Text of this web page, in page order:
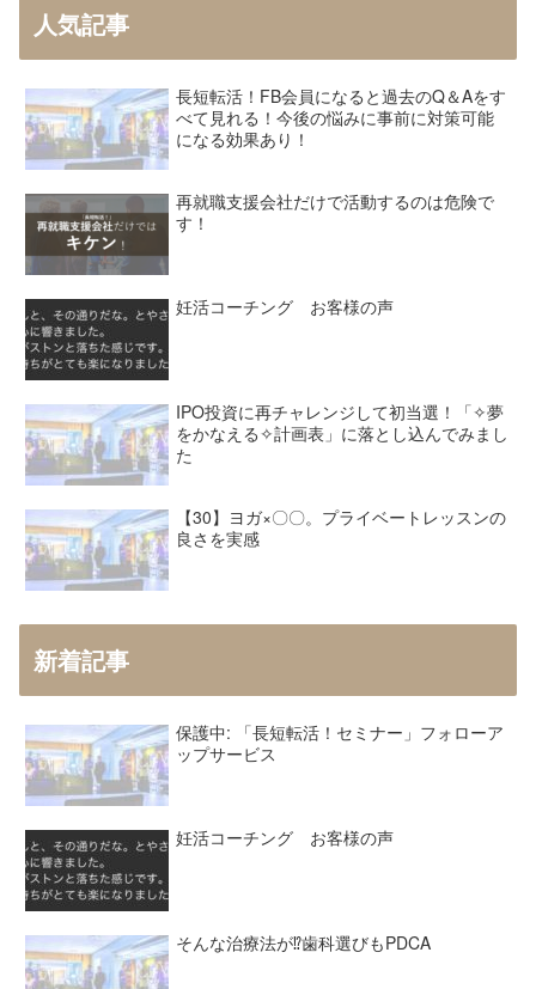
人気記事
長短転活！FB会員になると過去のQ＆Aをす
べて見れる！今後の悩みに事前に対策可能
になる効果あり！
再就職支援会社だけで活動するのは危険で
す！
妊活コーチング お客様の声
IPO投資に再チャレンジして初当選！「✧夢
をかなえる✧計画表」に落とし込んでみまし
た
【30】ヨガ×〇〇。プライベートレッスンの
良さを実感
新着記事
保護中: 「長短転活！セミナー」フォローア
ップサービス
妊活コーチング お客様の声
そんな治療法が⁉︎歯科選びもPDCA